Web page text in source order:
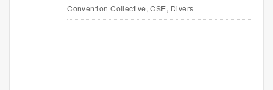
Convention Collective,CSE, Divers